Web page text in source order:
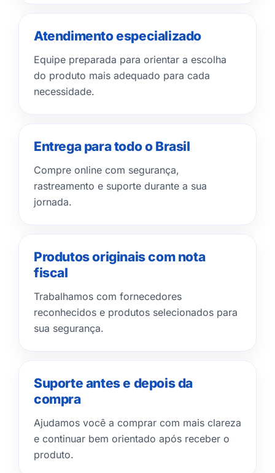
Atendimento especializado
Equipe preparada para orientar a escolha
do produto mais adequado para cada
necessidade.
Entrega para todo o Brasil
Compre online com segurança,
rastreamento e suporte durante a sua
jornada.
Produtos originais com nota
fiscal
Trabalhamos com fornecedores
reconhecidos e produtos selecionados para
sua segurança.
Suporte antes e depois da
compra
Ajudamos você a comprar com mais clareza
e continuar bem orientado após receber o
produto.